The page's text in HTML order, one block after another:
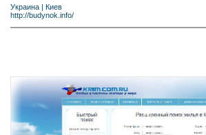
Украина
Киев
http://budynok.info/